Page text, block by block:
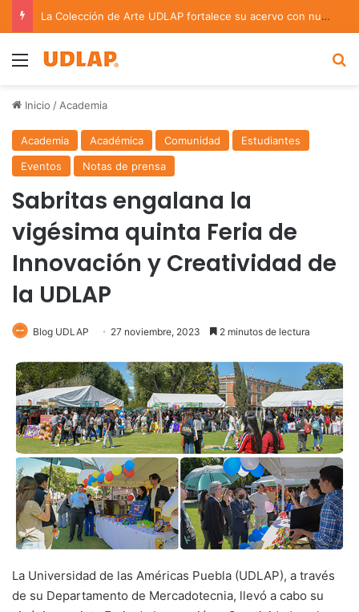
La Colección de Arte UDLAP fortalece su acervo con nuevas obras de artistas emergentes y consolidados
Menu
Inicio / Academia
Academia Académica Comunidad
Estudiantes
Eventos
Notas de prensa
Sabritas engalana la
vigésima quinta Feria de
Innovación y Creatividad de
la UDLAP
Blog UDLAP 27 noviembre, 2023 2 minutos de lectura
La Universidad de las Américas Puebla (UDLAP), a través
de su Departamento de Mercadotecnia, llevó a cabo su